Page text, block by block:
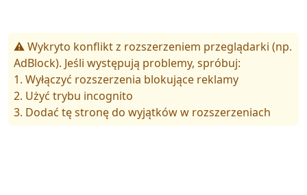
⚠️ Wykryto konflikt z rozszerzeniem przeglądarki (np.
AdBlock). Jeśli występują problemy, spróbuj:
1. Wyłączyć rozszerzenia blokujące reklamy
2. Użyć trybu incognito
3. Dodać tę stronę do wyjątków w rozszerzeniach